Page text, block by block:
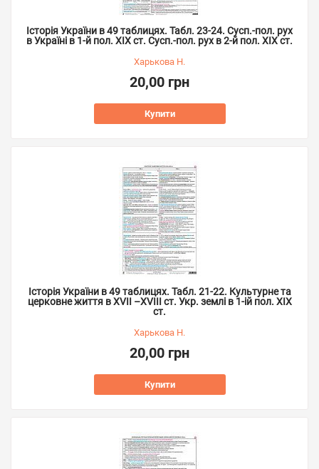
Історія України в 49 таблицях. Табл. 23-24. Сусп.-пол. рух
в Україні в 1-й пол. XIX ст. Сусп.-пол. рух в 2-й пол. ХІХ ст.
Харькова Н.
20,00 грн
Купити
Історія України в 49 таблицях. Табл. 21-22. Культурне та
церковне життя в ХVІІ –ХVІІІ ст. Укр. землі в 1-ій пол. ХІХ
ст.
Харькова Н.
20,00 грн
Купити